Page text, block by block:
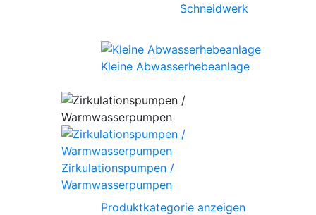
Schneidwerk
Kleine Abwasserhebeanlage
Zirkulationspumpen /
Warmwasserpumpen
Produktkategorie anzeigen